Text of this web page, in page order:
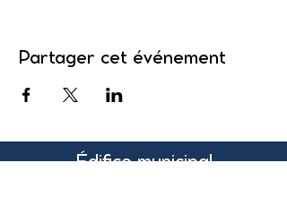
Partager cet événement
Édifice municipal